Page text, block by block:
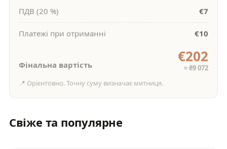
€7
€10
Фінальна вартість €202
≈ ₴9 072
Свіже та популярне